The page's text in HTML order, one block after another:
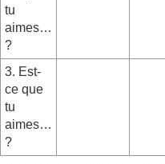
tu
aimes…
?
3. Est-
ce que
tu
aimes…
?